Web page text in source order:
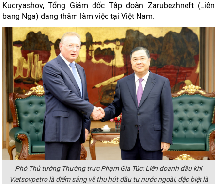
Kudryashov, Tổng Giám đốc Tập đoàn Zarubezhneft (Liên
bang Nga) đang thăm làm việc tại Việt Nam.
Phó Thủ tướng Thường trực Phạm Gia Túc: Liên doanh dầu khí
Vietsovpetro là điểm sáng về thu hút đầu tư nước ngoài, đặc biệt là